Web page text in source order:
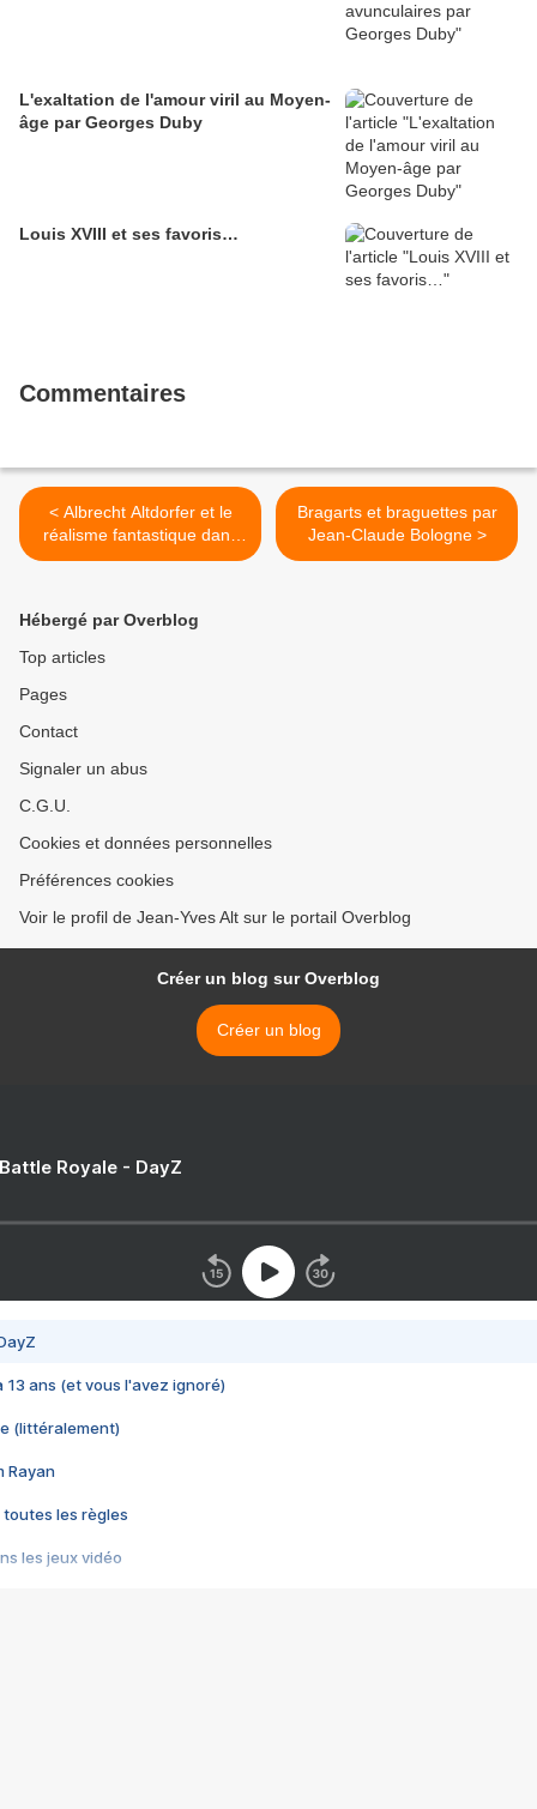
L'exaltation de l'amour viril au Moyen-
âge par Georges Duby
Louis XVIII et ses favoris…
Commentaires
< Albrecht Altdorfer et le
réalisme fantastique dans
l'art allemand…
Bragarts et braguettes par
Jean-Claude Bologne >
Hébergé par Overblog
Top articles
Pages
Contact
Signaler un abus
C.G.U.
Cookies et données personnelles
Préférences cookies
Voir le profil de Jean-Yves Alt sur le portail Overblog
Créer un blog sur Overblog
Créer un blog
Royale - DayZ
13 ans (et vous l'avez ignoré)
(littéralement)
Rayan
toutes les règles
les jeux vidéo